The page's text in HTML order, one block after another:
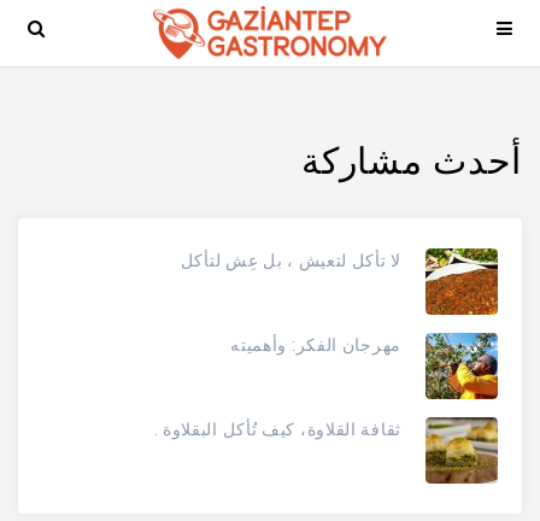
أحدث مشاركة
لا تأكل لتعيش ، بل عِش لتأكل
مهرجان الفكر: وأهميته
ثقافة القلاوة، كيف تُأكل البقلاوة .